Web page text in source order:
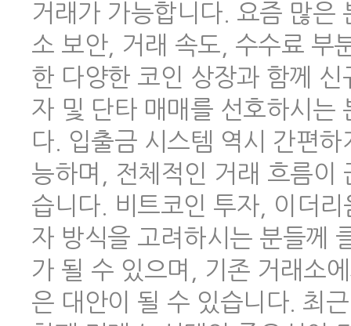
거래가 가능합니다. 요즘 많은
소 보안, 거래 속도, 수수료 부
한 다양한 코인 상장과 함께
자 및 단타 매매를 선호하시는
다. 입출금 시스템 역시 간편
능하며, 전체적인 거래 흐름이
습니다. 비트코인 투자, 이더
자 방식을 고려하시는 분들께
가 될 수 있으며, 기존 거래소
은 대안이 될 수 있습니다. 최